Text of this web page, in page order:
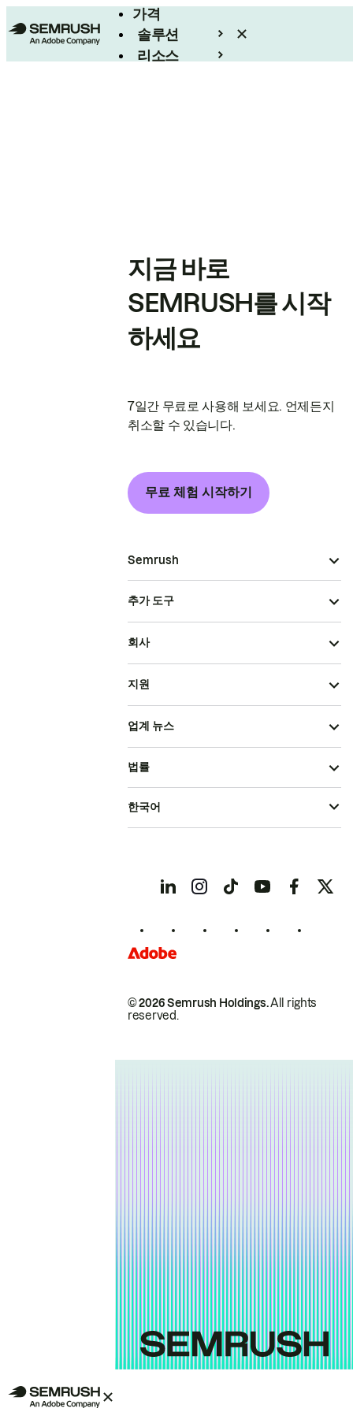
가격
솔루션
리소스
지금 바로
SEMRUSH를 시작
하세요
7일간 무료로 사용해 보세요. 언제든지
취소할 수 있습니다.
무료 체험 시작하기
Semrush
추가 도구
회사
지원
업계 뉴스
© 2026 Semrush Holdings.All rights
reserved.
법률
한국어